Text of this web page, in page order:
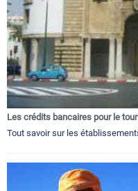
Les crédits bancaires pour le
Tout savoir sur les